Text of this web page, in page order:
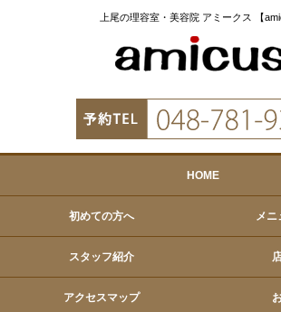
上尾の理容室・美容院 アミークス 【
HOME
初めての方へ メニ
スタッフ紹介
アクセスマップ